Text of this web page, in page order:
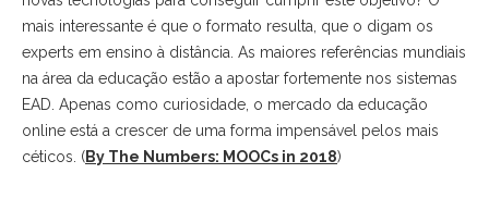
mais interessante é que o formato resulta, que o digam os
experts em ensino à distância. As maiores referências mundiais
na área da educação estão a apostar fortemente nos sistemas
EAD. Apenas como curiosidade, o mercado da educação
online está a crescer de uma forma impensável pelos mais
céticos. (By The Numbers: MOOCs in 2018)